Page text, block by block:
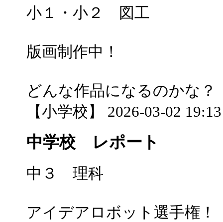
小１・小２ 図工
版画制作中！
どんな作品になるのかな？
【小学校】 2026-03-02
中学校 レポート
中３ 理科
アイデアロボット選手権！